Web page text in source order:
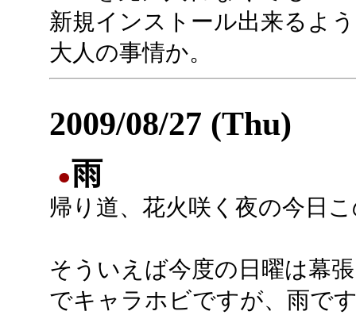
新規インストール出来るよ
大人の事情か。
2009/08/27 (Thu)
●雨
帰り道、花火咲く夜の今日
そういえば今度の日曜は幕
でキャラホビですが、雨で